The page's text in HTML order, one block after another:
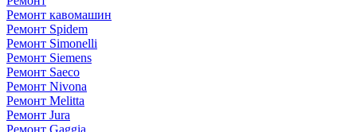
Ремонт кавомашин
Ремонт Spidem
Ремонт Simonelli
Ремонт Siemens
Ремонт Saeco
Ремонт Nivona
Ремонт Melitta
Ремонт Jura
Ремонт Gaggia